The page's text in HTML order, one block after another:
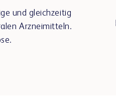
und gleichzeitig
Arzneimitteln.